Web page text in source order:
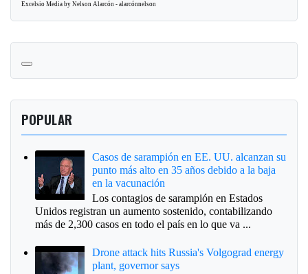
Excelsio Media by Nelson Alarcón - alarcónnelson
POPULAR
Casos de sarampión en EE. UU. alcanzan su
punto más alto en 35 años debido a la baja
en la vacunación
Los contagios de sarampión en Estados
Unidos registran un aumento sostenido, contabilizando
más de 2,300 casos en todo el país en lo que va ...
Drone attack hits Russia's Volgograd energy
plant, governor says